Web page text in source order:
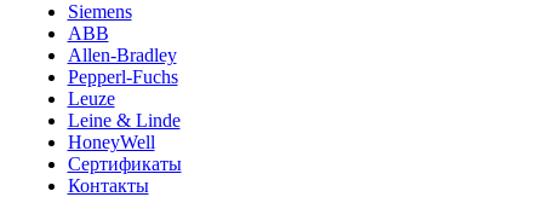
Siemens
ABB
Allen-Bradley
Pepperl-Fuchs
Leuze
Leine & Linde
HoneyWell
Сертификаты
Контакты